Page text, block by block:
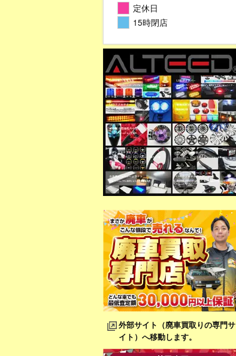
定休日
15時閉店
外部サイト（廃車買取りの専門サ
イト）へ移動します。